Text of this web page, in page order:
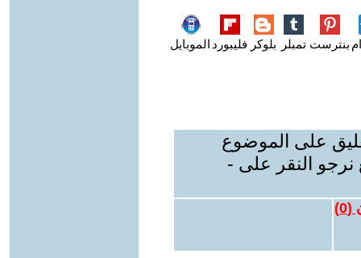
بنترست تمبلر بلوكر فليبورد الموبايل
على الموضوع
نرجو النقر على -
(
0
)